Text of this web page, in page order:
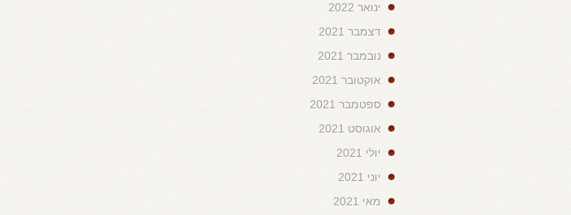
ינואר 2022
דצמבר 2021
נובמבר 2021
אוקטובר 2021
ספטמבר 2021
אוגוסט 2021
יולי 2021
יוני 2021
מאי 2021